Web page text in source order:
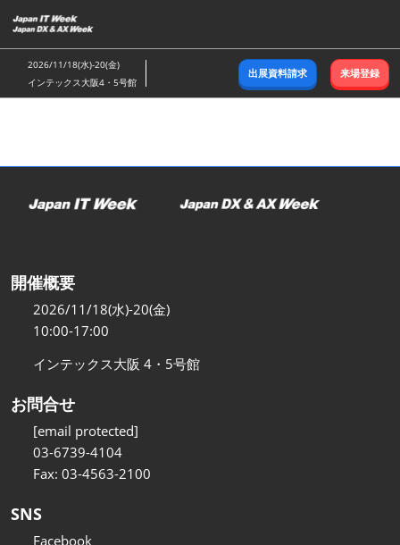
キ
ッ
し
む
2026/11/18(水)-20(金)
インテックス大阪4・5号館
出展資料請求 来場登録
開催概要
2026/11/18(水)-20(金)
10:00-17:00
インテックス大阪 4・5号館
お問合せ
[email protected]
03-6739-4104
Fax: 03-4563-2100
SNS
Facebook